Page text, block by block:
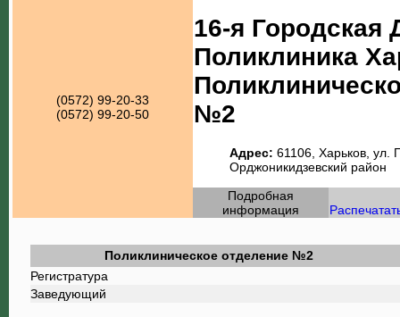
(0572) 99-20-33
(0572) 99-20-50
16-я Городская
Поликлиника
№2
Адрес: 61106, Харьков, ул.
Орджоникидзевский район
Подробная
информация
Поликлиническое отделение №2
Регистратура
Заведующий